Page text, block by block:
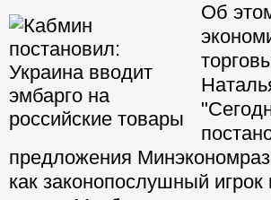
Об
предложения
как законопослушный